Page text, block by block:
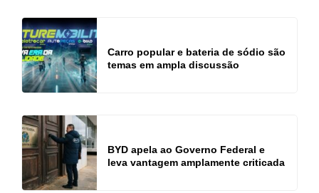
Carro popular e bateria de sódio são
temas em ampla discussão
BYD apela ao Governo Federal e
leva vantagem amplamente criticada